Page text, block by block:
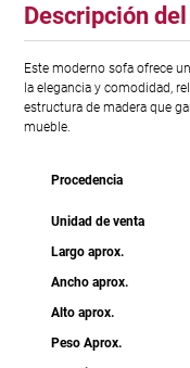
Descripción
Este moderno sofa ofrece
la elegancia y comodidad,
estructura de madera que
mueble.
Procedencia
Unidad de venta
Largo aprox.
Ancho aprox.
Alto aprox.
Peso Aprox.